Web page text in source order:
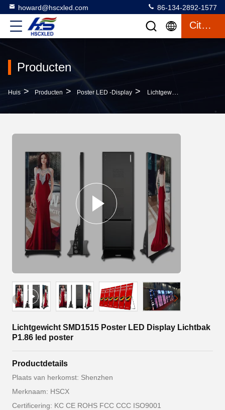
howard@hscxled.com 86-134-2892-1577
Citaat
Producten
Huis > Producten > Poster LED -display > Lichtgewicht SMD1515 Poster LED Display Lichtbak P1.86 Led Poster
Lichtgewicht SMD1515 Poster LED Display Lichtbak
P1.86 led poster
Productdetails
Plaats van herkomst: Shenzhen
Merknaam: HSCX
Certificering: KC CE ROHS FCC CCC ISO9001